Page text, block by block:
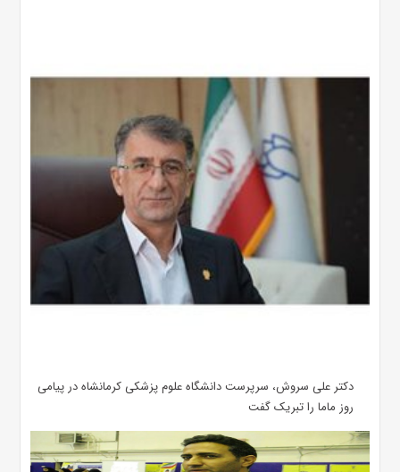
دکتر علی سروش، سرپرست دانشگاه علوم پزشکی کرمانشاه در پیامی
روز ماما را تبریک گفت